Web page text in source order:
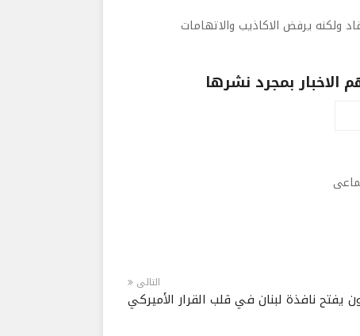
ولكنه يرفض الاكاذيب والاتهامات
بمجرد نشرها
التالى
يفتح نافذة لبنان في قلب القرار الأميركي